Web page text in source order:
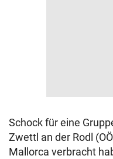
Schock für eine
Zwettl an der Rodl
Mallorca verbracht